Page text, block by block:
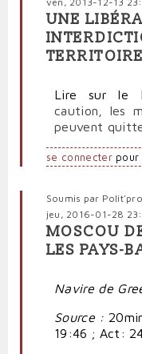
UNE
TERRITOIRE
Lire sur le
caution, les
peuvent
se connecterpour
Soumis par
jeu, 2016-01-28
MOSCOU
LES PAYS-
Navire de
Source :
19:46 ; Act: